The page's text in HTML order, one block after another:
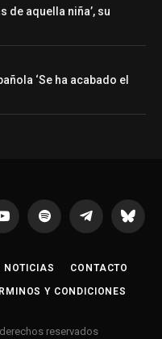
de aquella niña’, su
‘Se ha acabado el
YouTubeSpotify Telegrama
NOTICIAS CONTACTO
Y CONDICIONES
reservados